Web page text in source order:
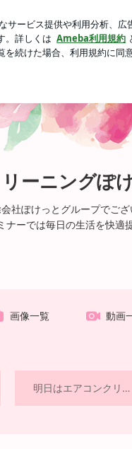
パフェ
ーニングぽ
社ぽけっとグループでご
ナーでは毎日の生活を快
画像一覧 動画
明日はエアコンクリーニング研修でございます。